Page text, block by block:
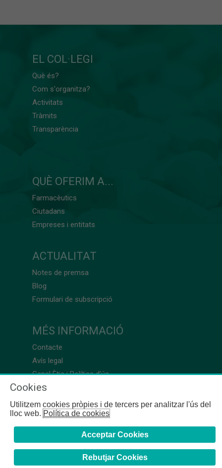
EL COL·LEGI
Què és?
Com s'organitza?
Activitats
Tràmits
Transparència
QUÈ OFERIM A...
Farmacèutics
Ciutadans
Empreses i entitats
ACTUALITAT
Notes de premsa
Blog
Formulari de subscripció
MÉS INFORMACIÓ
Contacte
Avís legal
Canal Ètic i Política d’ús
Cookies
Utilitzem cookies pròpies i de tercers per analitzar l'ús del
lloc web.Política de cookies
Acceptar Cookies
Rebutjar Cookies